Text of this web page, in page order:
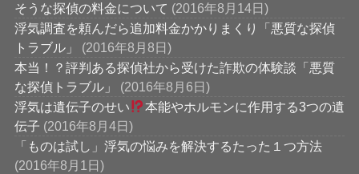
そうな探偵の料金について (2016年8月14日)
浮気調査を頼んだら追加料金かかりまくり「悪質な探偵
トラブル」
(2016年8月8日)
本当！？評判ある探偵社から受けた詐欺の体験談「悪質
な探偵トラブル」
(2016年8月6日)
浮気は遺伝子のせい
本能やホルモンに作用する3つの遺
伝子 (2016年8月4日)
「ものは試し」浮気の悩みを解決するたった１つ方法
(2016年8月1日)